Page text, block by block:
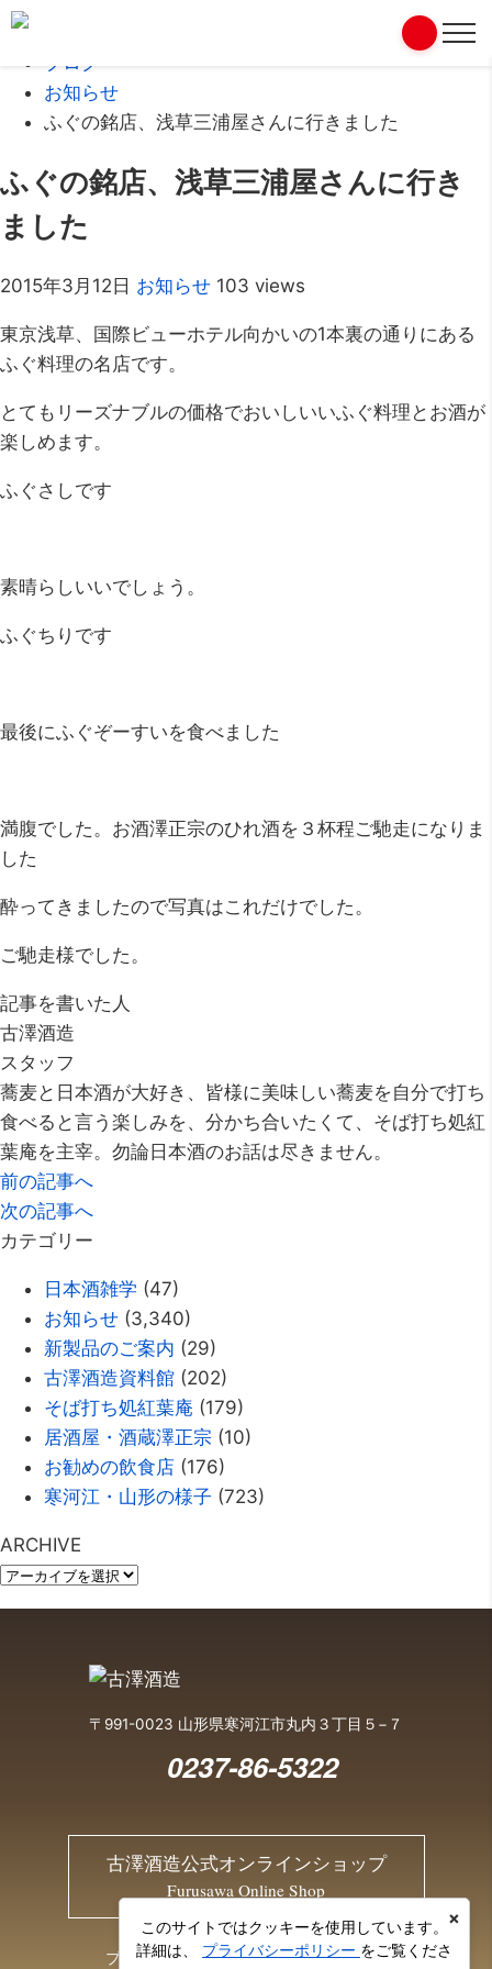
ブログ
お知らせ
ふぐの銘店、浅草三浦屋さんに行きました
ふぐの銘店、浅草三浦屋さんに行き
ました
2015年3月12日 お知らせ 103 views
東京浅草、国際ビューホテル向かいの1本裏の通りにある
ふぐ料理の名店です。
とてもリーズナブルの価格でおいしいいふぐ料理とお酒が
楽しめます。
ふぐさしです
素晴らしいいでしょう。
ふぐちりです
最後にふぐぞーすいを食べました
満腹でした。お酒澤正宗のひれ酒を３杯程ご馳走になりま
した
酔ってきましたので写真はこれだけでした。
ご馳走様でした。
記事を書いた人
古澤酒造
スタッフ
蕎麦と日本酒が大好き、皆様に美味しい蕎麦を自分で打ち
食べると言う楽しみを、分かち合いたくて、そば打ち処紅
葉庵を主宰。勿論日本酒のお話は尽きません。
前の記事へ
次の記事へ
カテゴリー
日本酒雑学 (47)
お知らせ (3,340)
新製品のご案内 (29)
古澤酒造資料館 (202)
そば打ち処紅葉庵 (179)
居酒屋・酒蔵澤正宗 (10)
お勧めの飲食店 (176)
寒河江・山形の様子 (723)
ARCHIVE
〒991-0023 山形県寒河江市丸内３丁目５−７
0237-86-5322
古澤酒造公式オンラインショップ
Furusawa Online Shop
プライバシーポリシー お問い合わせ
このサイトではクッキーを使用しています。
詳細は、 プライバシーポリシー をご覧くださ
×